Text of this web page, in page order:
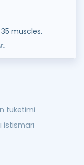
muscles.
tüketimi
istismarı